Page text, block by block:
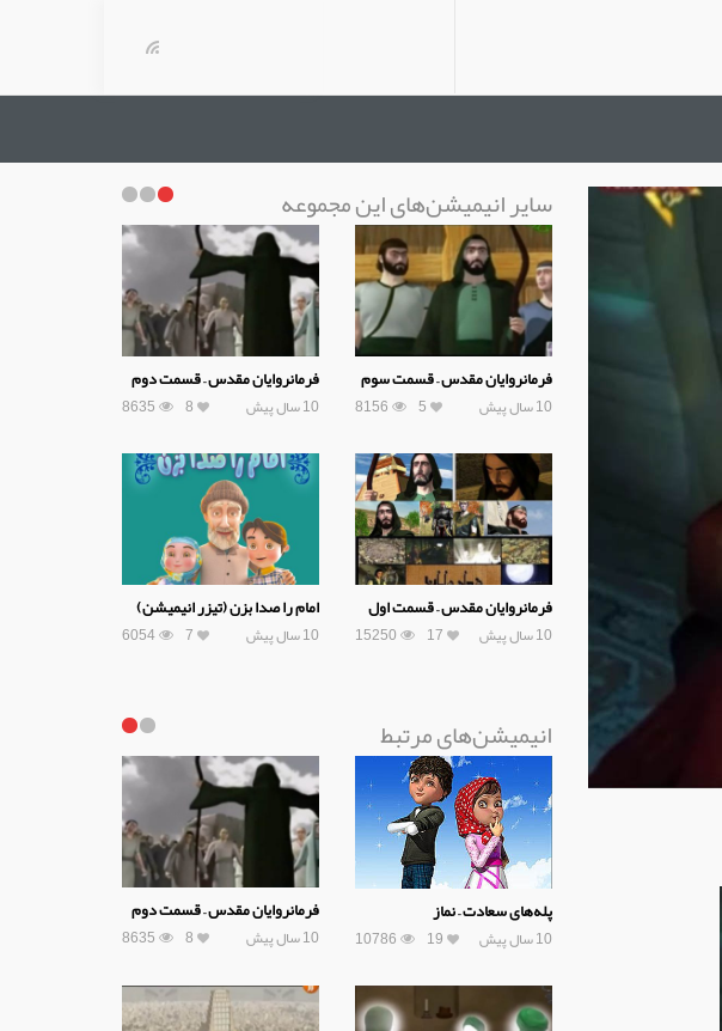
سایر انیمیشن‌های این مجموعه
فرمانروایان مقدس – قسمت سوم
10 سال پیش 8156 5
فرمانروایان مقدس – قسمت دوم
10 سال پیش 8635 8
فرمانروایان مقدس – قسمت اول
10 سال پیش 15250 17
امام را صدا بزن (تیزر انیمیشن)
10 سال پیش 6054 7
انیمیشن‌های مرتبط
پله‌های سعادت – نماز
10 سال پیش 10786 19
فرمانروایان مقدس – قسمت دوم
10 سال پیش 8635 8